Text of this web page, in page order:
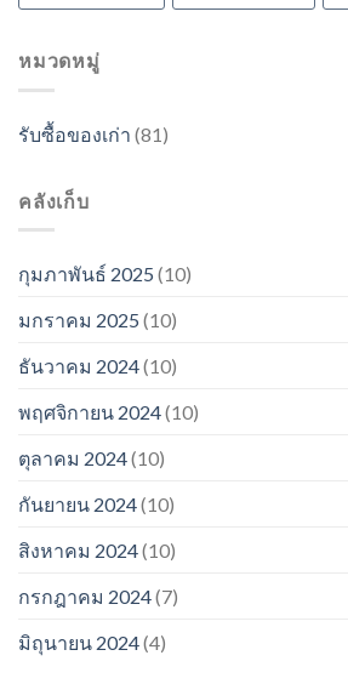
หมวดหมู่
รับซื้อของเก่า (81)
คลังเก็บ
กุมภาพันธ์ 2025 (10)
มกราคม 2025 (10)
ธันวาคม 2024(10)
พฤศจิกายน 2024(10)
ตุลาคม 2024(10)
กันยายน 2024(10)
สิงหาคม 2024(10)
กรกฎาคม 2024(7)
มิถุนายน 2024(4)